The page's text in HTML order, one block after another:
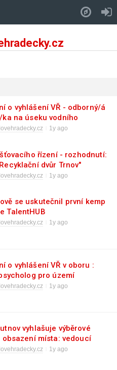
o vyhlášení VŘ - odborný/á
na úseku vodního
1y ago
řízení - rozhodnutí:
dvůr Trnov"
významný vliv na ŽP
1y ago
se uskutečnil první kemp
TalentHUB
1y ago
o vyhlášení VŘ v oboru :
pro území
1y ago
vyhlašuje výběrové
obsazení místa: vedoucí
města1y ago
to refresh..